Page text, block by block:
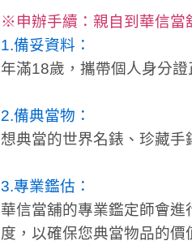
※申辦手續：親自到華信當
1.備妥資料：
年滿18歲，攜帶個人身分
2.備典當物：
想典當的世界名錶、珍藏手
3.專業鑑估 ：
華信當舖的專業鑑定師會
度，以確保您典當物品的價